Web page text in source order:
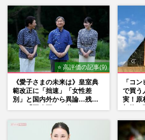
《預金金利0.5%超も
「いつの間にか損」
つの目的別口座”
週刊女性2026年8月11日号
1.5億円脱税で有罪判
ー・宮崎麗果、執行猶
も背負う、実刑より
週刊女性PRIME
ポケモン30周年イヤー
⭐ 高評価の記事(9)
《愛子さまの未来は》皇室典
範改正に「拙速」「女性差
別」と国内外から異論…残さ
「コ
で買う
実！原